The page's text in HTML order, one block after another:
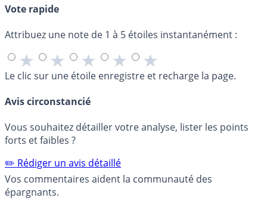
Vote rapide
Attribuez une note de 1 à 5 étoiles instantanément :
★ ★ ★ ★ ★
Le clic sur une étoile enregistre et recharge la page.
Avis circonstancié
Vous souhaitez détailler votre analyse, lister les points
forts et faibles ?
✏️ Rédiger un avis détaillé
Vos commentaires aident la communauté des
épargnants.